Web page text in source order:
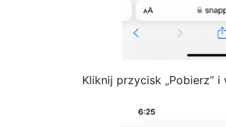
Kliknij przycisk „Pobierz”